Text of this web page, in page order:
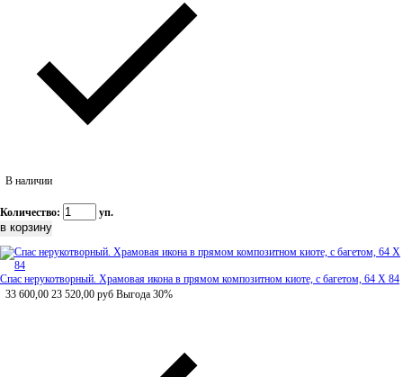
В наличии
Количество: уп.
Спас нерукотворный. Храмовая икона в прямом композитном киоте, с багетом, 64 Х 84
33 600,00 23 520,00 руб Выгода 30%